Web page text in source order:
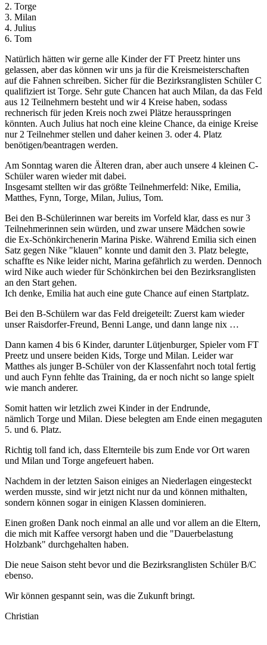
2. Torge
3. Milan
4. Julius
6. Tom
Natürlich hätten wir gerne alle Kinder der FT Preetz hinter uns
gelassen, aber das können wir uns ja für die Kreismeisterschaften
auf die Fahnen schreiben. Sicher für die Bezirksranglisten Schüler C
qualifiziert ist Torge. Sehr gute Chancen hat auch Milan, da das Feld
aus 12 Teilnehmern besteht und wir 4 Kreise haben, sodass
rechnerisch für jeden Kreis noch zwei Plätze herausspringen
könnten. Auch Julius hat noch eine kleine Chance, da einige Kreise
nur 2 Teilnehmer stellen und daher keinen 3. oder 4. Platz
benötigen/beantragen werden.
Am Sonntag waren die Älteren dran, aber auch unsere 4 kleinen C-
Schüler waren wieder mit dabei.
Insgesamt stellten wir das größte Teilnehmerfeld: Nike, Emilia,
Matthes, Fynn, Torge, Milan, Julius, Tom.
Bei den B-Schülerinnen war bereits im Vorfeld klar, dass es nur 3
Teilnehmerinnen sein würden, und zwar unsere Mädchen sowie
die Ex-Schönkirchenerin Marina Piske. Während Emilia sich einen
Satz gegen Nike "klauen" konnte und damit den 3. Platz belegte,
schaffte es Nike leider nicht, Marina gefährlich zu werden. Dennoch
wird Nike auch wieder für Schönkirchen bei den Bezirksranglisten
an den Start gehen.
Ich denke, Emilia hat auch eine gute Chance auf einen Startplatz.
Bei den B-Schülern war das Feld dreigeteilt: Zuerst kam wieder
unser Raisdorfer-Freund, Benni Lange, und dann lange nix …
Dann kamen 4 bis 6 Kinder, darunter Lütjenburger, Spieler vom FT
Preetz und unsere beiden Kids, Torge und Milan. Leider war
Matthes als junger B-Schüler von der Klassenfahrt noch total fertig
und auch Fynn fehlte das Training, da er noch nicht so lange spielt
wie manch anderer.
Somit hatten wir letzlich zwei Kinder in der Endrunde,
nämlich Torge und Milan. Diese belegten am Ende einen megaguten
5. und 6. Platz.
Richtig toll fand ich, dass Elternteile bis zum Ende vor Ort waren
und Milan und Torge angefeuert haben.
Nachdem in der letzten Saison einiges an Niederlagen eingesteckt
werden musste, sind wir jetzt nicht nur da und können mithalten,
sondern können sogar in einigen Klassen dominieren.
Einen großen Dank noch einmal an alle und vor allem an die Eltern,
die mich mit Kaffee versorgt haben und die "Dauerbelastung
Holzbank" durchgehalten haben.
Die neue Saison steht bevor und die Bezirksranglisten Schüler B/C
ebenso.
Wir können gespannt sein, was die Zukunft bringt.
Christian